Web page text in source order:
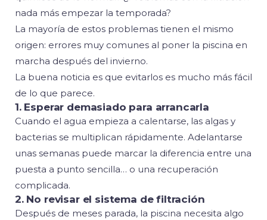
nada más empezar la temporada?
La mayoría de estos problemas tienen el mismo
origen: errores muy comunes al poner la piscina en
marcha después del invierno.
La buena noticia es que evitarlos es mucho más fácil
de lo que parece.
1. Esperar demasiado para arrancarla
Cuando el agua empieza a calentarse, las algas y
bacterias se multiplican rápidamente. Adelantarse
unas semanas puede marcar la diferencia entre una
puesta a punto sencilla… o una recuperación
complicada.
2. No revisar el sistema de filtración
Después de meses parada, la piscina necesita algo